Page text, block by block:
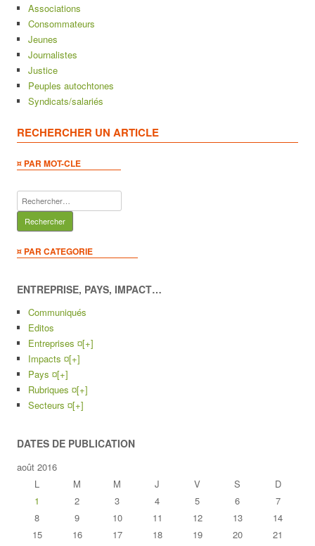
Associations
Consommateurs
Jeunes
Journalistes
Justice
Peuples autochtones
Syndicats/salariés
RECHERCHER UN ARTICLE
¤ PAR MOT-CLE
Rechercher :
¤ PAR CATEGORIE
ENTREPRISE, PAYS, IMPACT…
Communiqués
Editos
Entreprises ¤[+]
Impacts ¤[+]
Pays ¤[+]
Rubriques ¤[+]
Secteurs ¤[+]
DATES DE PUBLICATION
août 2016
L
M M J V S
D
1
2 3 4 5 6
7
8
9 10 11 12 13
14
15
16 17 18 19 20
21